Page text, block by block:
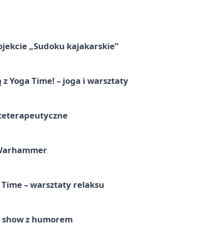
„Sudoku kajakarskie”
Yoga Time! – joga i warsztaty
Time – warsztaty relaksu
z humorem